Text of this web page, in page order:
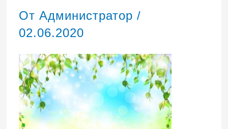
От Администратор /
02.06.2020